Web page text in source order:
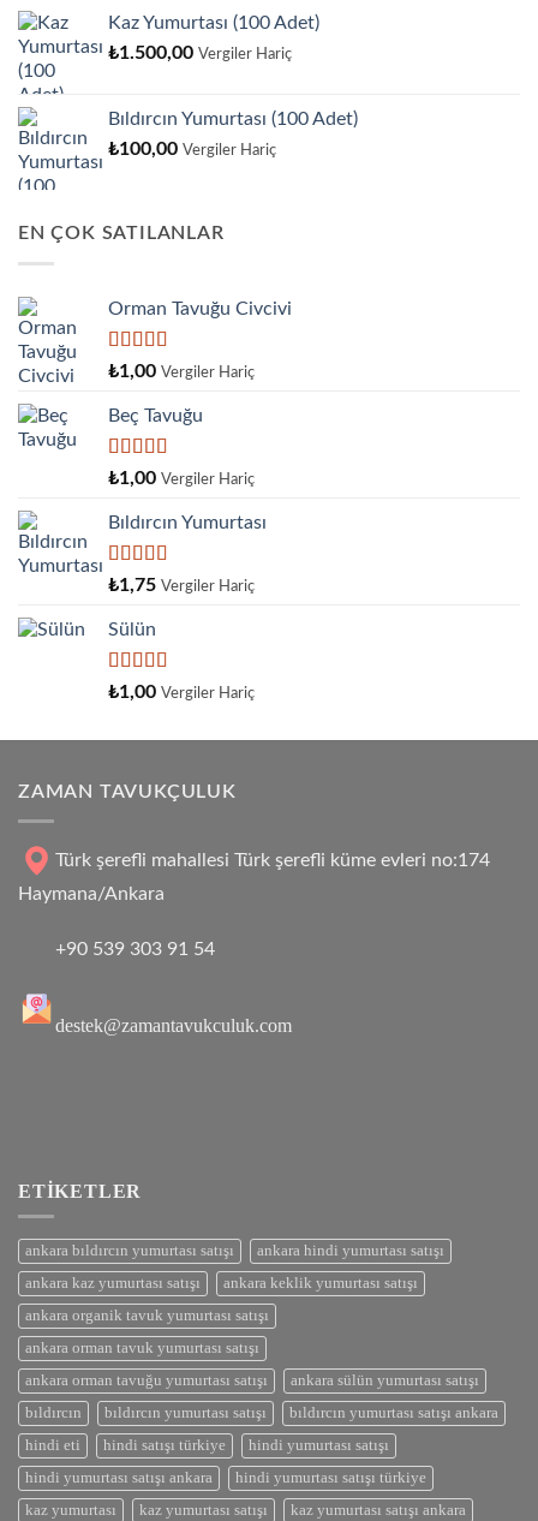
Kaz Yumurtası (100 Adet)
₺1.500,00 Vergiler Hariç
Bıldırcın Yumurtası (100 Adet)
₺100,00 Vergiler Hariç
EN ÇOK SATILANLAR
Orman Tavuğu Civcivi
5 üzerinden
₺1,00 Vergiler Hariç
Beç Tavuğu
5
4.00
aldı
₺1,00 Vergiler Hariç
Bıldırcın Yumurtası
5
4.33oy
aldı
₺1,75 Vergiler Hariç
Sülün
5
aldı
₺1,00 Vergiler Hariç
ZAMAN TAVUKÇULUK
Türk şerefli mahallesi Türk şerefli küme evleri no:174
Haymana/Ankara
+90 539 303 91 54
destek@zamantavukculuk.com
ETIKETLER
ankara bıldırcın yumurtası satışı
ankara hindi yumurtası satışı
ankara kaz yumurtası satışı
ankara keklik yumurtası satışı
ankara organik tavuk yumurtası satışı
ankara orman tavuk yumurtası satışı
ankara orman tavuğu yumurtası satışı
ankara sülün yumurtası satışı
bıldırcın
bıldırcın yumurtası satışı
bıldırcın yumurtası satışı ankara
hindi eti
hindi satışı türkiye
hindi yumurtası satışı
hindi yumurtası satışı ankara
hindi yumurtası satışı türkiye
kaz yumurtası
kaz yumurtası satışı
kaz yumurtası satışı ankara